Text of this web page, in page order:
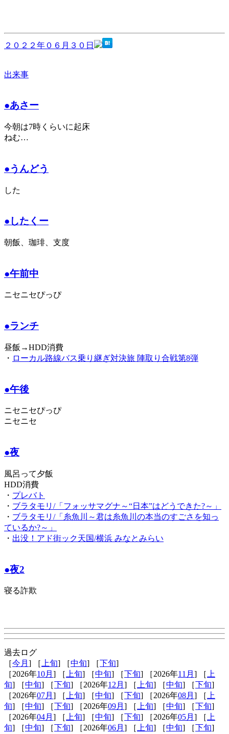
２０２２年０６月３０日
出来事
●あさー
今朝は7時くらいに起床
ねむ…
●うんどう
した
●したくー
朝飯、珈琲、支度
●午前中
ニセニセぴっぴ
●ランチ
昼飯→HDD消費
・ ローカル路線バス乗り継ぎ対決旅 陣取り合戦第8弾
●午後
ニセニセぴっぴ
ニセニセ
●夜
風呂って夕飯
HDD消費
・ プレバト
・ ブラタモリ/「フォッサマグナ～“日本”はどうできた?～」
・ ブラタモリ/「糸魚川～君は糸魚川の本当のすごさを知っ
ているか?～」
・ 出没！アド街ック天国/横浜 みなとみらい
●夜2
寝る詐欺
過去ログ
［今月 ] ［ 上旬] ［中旬] ［下旬]
［2026年10月 ] ［ 上旬] ［中旬] ［下旬] ［2026年11月 ] ［ 上
旬] ［中旬] ［下旬] ［2026年12月 ] ［ 上旬] ［中旬] ［下旬]
［2026年07月 ] ［ 上旬] ［中旬] ［下旬] ［2026年08月 ] ［ 上
旬] ［中旬] ［下旬] ［2026年09月 ] ［ 上旬] ［中旬] ［下旬]
［2026年04月 ] ［ 上旬] ［中旬] ［下旬] ［2026年05月 ] ［ 上
旬] ［中旬] ［下旬] ［2026年06月 ] ［ 上旬] ［中旬] ［下旬]